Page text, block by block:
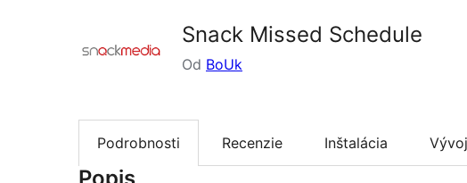
Snack Missed Schedule
Od BoUk
Podrobnosti Recenzie Inštalácia Vývoj